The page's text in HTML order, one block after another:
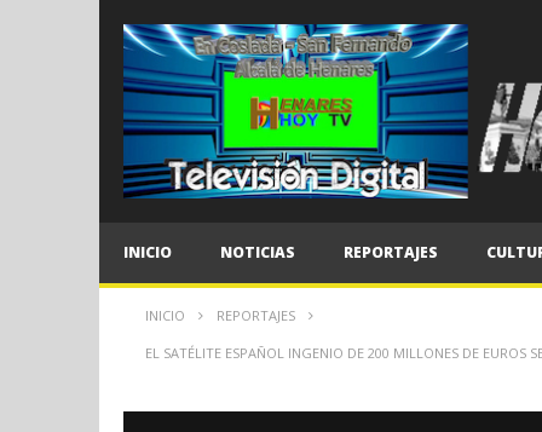
INICIO NOTICIAS REPORTAJES
INICIO REPORTAJES
EL SATÉLITE ESPAÑOL INGENIO DE 200 MILLONES DE EUROS